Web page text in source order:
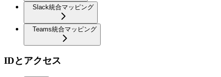
Slack統合マッピング
Teams統合マッピング
IDとアクセス